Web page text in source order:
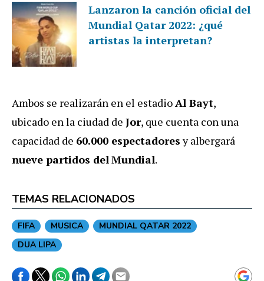
Lanzaron la canción oficial del
Mundial Qatar 2022: ¿qué
artistas la interpretan?
Ambos se realizarán en el estadioAl Bayt,
ubicado en la ciudad de Jor, que cuenta con una
capacidad de 60.000 espectadoresy albergará
nueve partidos delMundial.
TEMAS RELACIONADOS
FIFA MUSICA
MUNDIAL QATAR 2022
DUA LIPA